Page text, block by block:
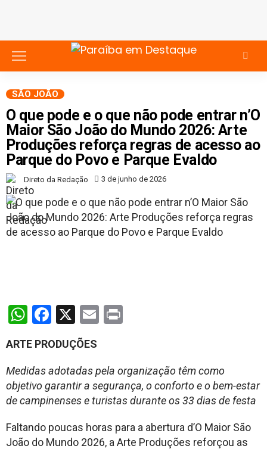
SÃO JOÃO
O que pode e o que não pode entrar n’O
Maior São João do Mundo 2026: Arte
Produções reforça regras de acesso ao
Parque do Povo e Parque Evaldo
Direto da Redação 3 de junho de 2026
WhatsApp
Facebook
X Email
ARTE PRODUÇÕES
Medidas adotadas pela organização têm como
objetivo garantir a segurança, o conforto e o bem-estar
de campinenses e turistas durante os 33 dias de festa
Faltando poucas horas para a abertura d’O Maior São
João do Mundo 2026, a Arte Produções reforçou as